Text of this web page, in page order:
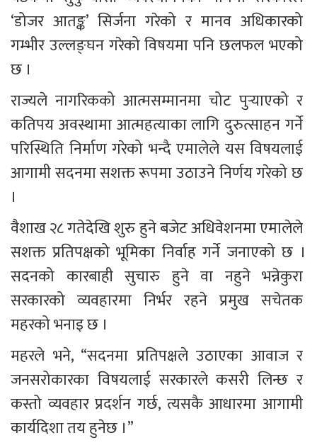
‘डोजर आतङ्क’ सिर्जना गरेको र मानव अधिकारको
गम्भीर उल्लङ्घन गरेको विषयमा पनि छलफल भएको
छ ।
राज्यले नागरिकको आत्मसम्मानमा चोट पुर्‍याएको र
कतिपय अवस्थामा आत्महत्याका लागि दुरुत्साहन गर्ने
परिस्थिति निर्माण गरेको भन्दै एमालेले यस विषयलाई
आगामी सदनमा सशक्त रूपमा उठाउने निर्णय गरेको छ
।
वैशाख २८ गतेदेखि शुरु हुने बजेट अधिवेशनमा एमालेले
सशक्त प्रतिपक्षको भूमिका निर्वाह गर्ने जनाएको छ ।
सदनको कारबाही सुचारु हुने वा नहुने भन्नेकुरा
सरकारको व्यवहारमा निर्भर रहने प्रमुख सचेतक
महरको भनाइ छ ।
महरले भने, “सदनमा प्रतिपक्षले उठाएका आवाज र
जनसरोकारका विषयलाई सरकारले कसरी लिन्छ र
कस्तो व्यवहार प्रदर्शन गर्छ, त्यसकै आधारमा आगामी
कार्यदिशा तय हुनेछ ।”